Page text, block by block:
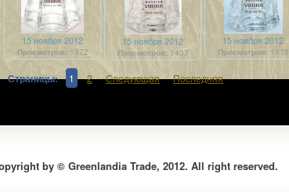
15 ноября 2012
Просмотров: 1372
15 ноября 2012
Просмотров:1437
15 ноября 2012
Просмотров: 1378
Страницы: 1 2 Следующая Последняя
by © Greenlandia Trade, 2012. All right reserved.